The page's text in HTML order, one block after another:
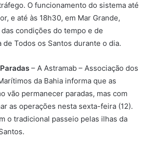
O funcionamento do sistema até
e até às 18h30, em Mar Grande,
condições do tempo e de
de Todos os Santos durante o dia.
– A Astramab – Associação dos
da Bahia informa que as
vão permanecer paradas, mas com
as operações nesta sexta-feira (12).
o tradicional passeio pelas ilhas da